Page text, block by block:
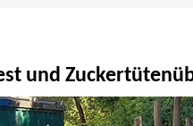
und